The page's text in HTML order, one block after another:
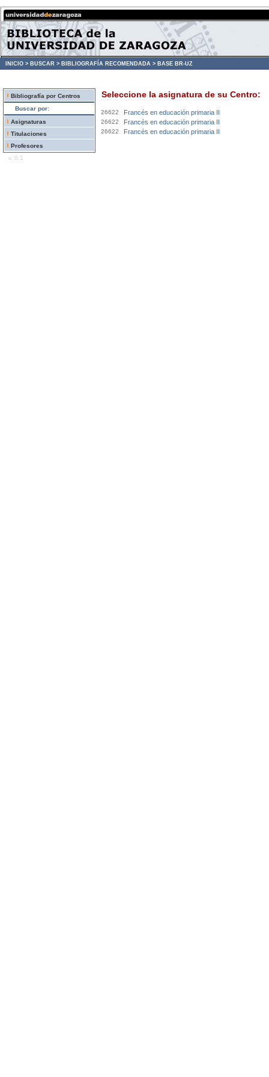
INICIO > BUSCAR > BIBLIOGRAFÍA RECOMENDADA > BASE BR-UZ
Bibliografía por Centros
Buscar por:
Asignaturas
Titulaciones
Profesores
v. 0.1
Seleccione la asignatura de su Centro:
26622 Francés en educación primaria II
26622 Francés en educación primaria II
26622 Francés en educación primaria II